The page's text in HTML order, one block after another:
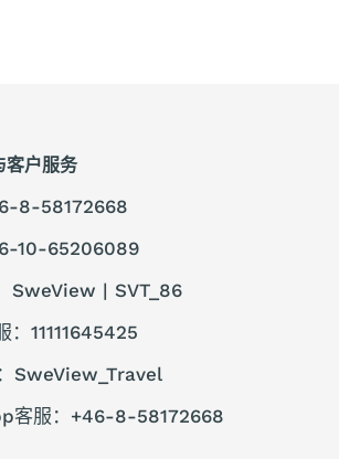
客户服务
8-58172668
10-65206089
SweView | SVT_86
：11111645425
SweView_Travel
客服：+46-8-58172668